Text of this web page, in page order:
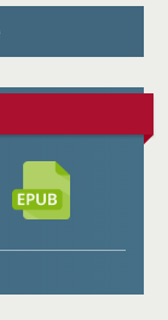
мальчик?
смог
на